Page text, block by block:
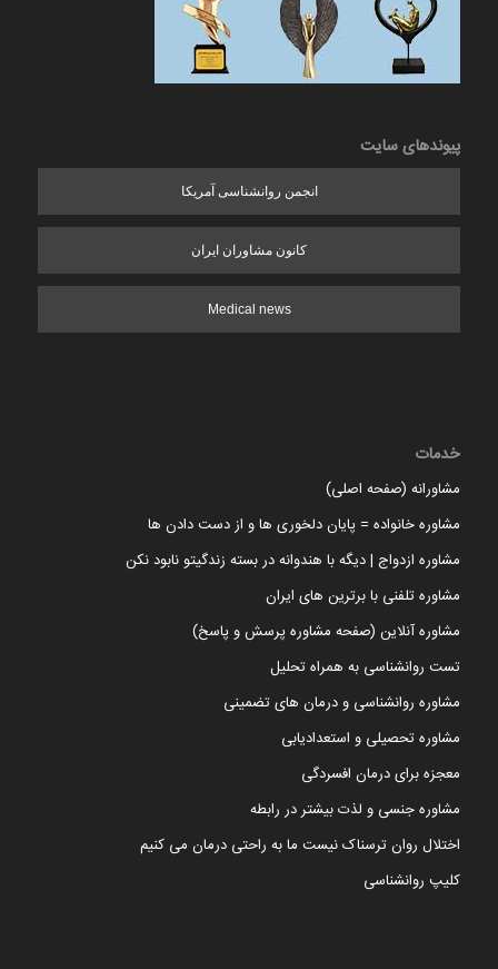
پیوندهای سایت
انجمن روانشناسی آمریکا
کانون مشاوران ایران
Medical news
خدمات
مشاورانه (صفحه اصلی)
مشاوره خانواده = پایان دلخوری ها و از دست دادن ها
مشاوره ازدواج | دیگه با هندوانه در بسته زندگیتو نابود نکن
مشاوره تلفنی با برترین های ایران
مشاوره آنلاین (صفحه مشاوره پرسش و پاسخ)
تست روانشناسی به همراه تحلیل
مشاوره روانشناسی و درمان های تضمینی
مشاوره تحصیلی و استعدادیابی
معجزه برای درمان افسردگی
مشاوره جنسی و لذت بیشتر در رابطه
اختلال روان ترسناک نیست ما به راحتی درمان می کنیم
کلیپ روانشناسی